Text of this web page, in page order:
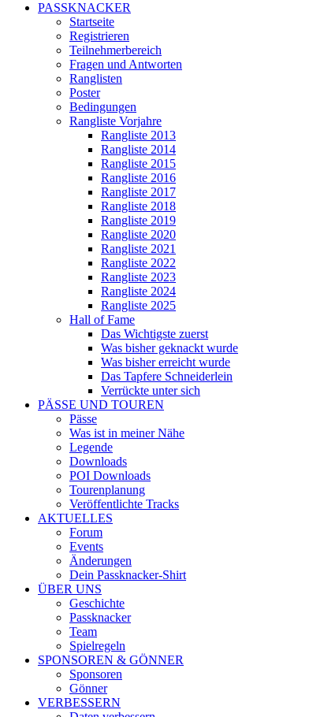
PASSKNACKER
Startseite
Registrieren
Teilnehmerbereich
Fragen und Antworten
Ranglisten
Poster
Bedingungen
Rangliste Vorjahre
Rangliste 2013
Rangliste 2014
Rangliste 2015
Rangliste 2016
Rangliste 2017
Rangliste 2018
Rangliste 2019
Rangliste 2020
Rangliste 2021
Rangliste 2022
Rangliste 2023
Rangliste 2024
Rangliste 2025
Hall of Fame
Das Wichtigste zuerst
Was bisher geknackt wurde
Was bisher erreicht wurde
Das Tapfere Schneiderlein
Verrückte unter sich
PÄSSE UND TOUREN
Pässe
Was ist in meiner Nähe
Legende
Downloads
POI Downloads
Tourenplanung
Veröffentlichte Tracks
AKTUELLES
Forum
Events
Änderungen
Dein Passknacker-Shirt
ÜBER UNS
Geschichte
Passknacker
Team
Spielregeln
SPONSOREN & GÖNNER
Sponsoren
Gönner
VERBESSERN